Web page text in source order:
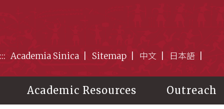
::: Academia Sinica Sitemap 中文 日本語
Academic Resources Outreach